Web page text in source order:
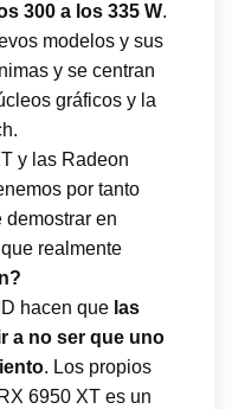
300 a los 335 W.
modelos y sus
y se centran
gráficos y la
y las Radeon
por tanto
demostrar en
realmente
hacen que las
a no ser que uno
. Los propios
6950 XT es un